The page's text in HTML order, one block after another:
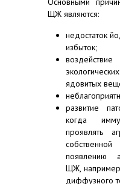
ЩЖ являются:
недостаток
избыток;
ядовитых
развитие
когда
проявлять
появлению
ЩЖ, например
диффузного